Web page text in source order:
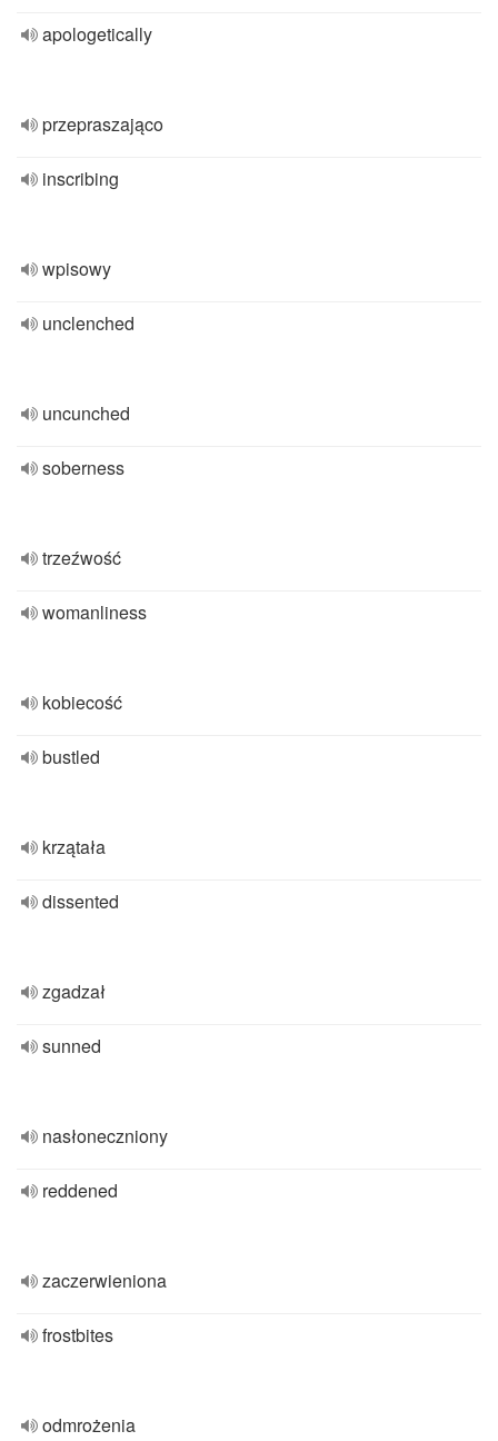
apologetically
przepraszająco
inscribing
wpisowy
unclenched
uncunched
soberness
trzeźwość
womanliness
kobiecość
bustled
krzątała
dissented
zgadzał
sunned
nasłoneczniony
reddened
zaczerwieniona
frostbites
odmrożenia